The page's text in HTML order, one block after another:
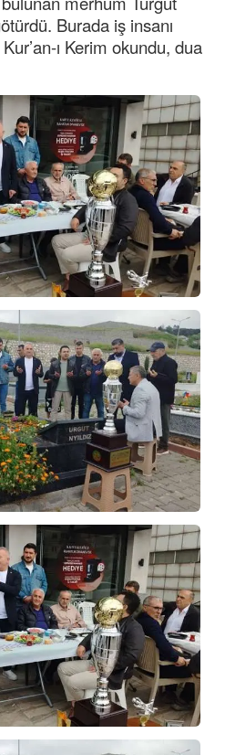
Burada iş insanı
ı Kerim okundu, dua